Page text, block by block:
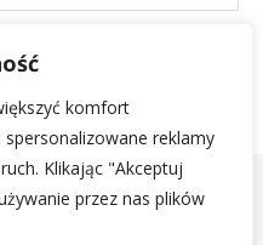
komfort
reklamy
Klikając "Akceptuj
przez nas plików